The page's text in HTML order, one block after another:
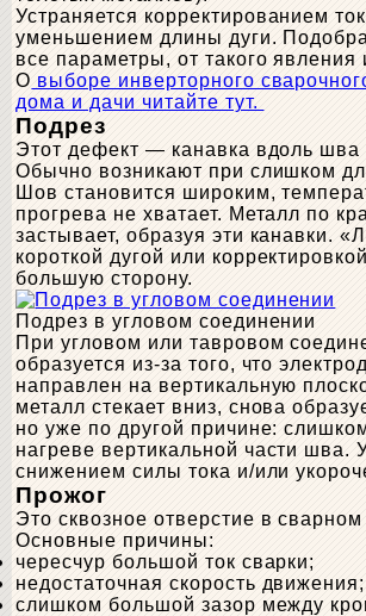
Устраняется корректированием
уменьшением длины дуги.
все параметры, от такого явления
О выборе инверторного
дома и дачи читайте тут.
Подрез
Этот дефект — канавка вдоль шва
Обычно возникают при слишком
Шов становится широким,
прогрева не хватает. Металл по
застывает, образуя эти канавки.
короткой дугой или
большую сторону.
Подрез в угловом соединении
При угловом или тавровом
образуется из-за того, что
направлен на вертикальную
металл стекает вниз, снова
но уже по другой причине:
нагреве вертикальной части шва.
снижением силы тока и/или
Прожог
Это сквозное отверстие в
Основные причины:
чересчур большой ток сварки;
недостаточная скорость движения;
слишком большой зазор между